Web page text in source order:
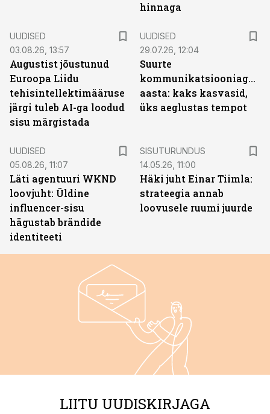
hinnaga
UUDISED
03.08.26, 13:57
Augustist jõustunud
Euroopa Liidu
tehisintellektimääruse
järgi tuleb AI-ga loodud
sisu märgistada
UUDISED
29.07.26, 12:04
Suurte
aasta: kaks kasvasid,
üks aeglustas tempot
UUDISED
05.08.26, 11:07
Läti agentuuri WKND
loovjuht: Üldine
influencer-sisu
hägustab brändide
identiteeti
SISUTURUNDUS
14.05.26, 11:00
Häki juht Einar Tiimla:
strateegia annab
loovusele ruumi juurde
LIITU UUDISKIRJAGA